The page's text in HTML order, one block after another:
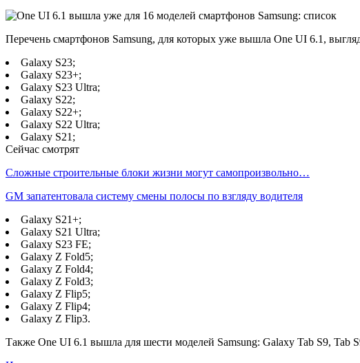
Перечень смартфонов Samsung, для которых уже вышла One UI 6.1,
Galaxy S23;
Galaxy S23+;
Galaxy S23 Ultra;
Galaxy S22;
Galaxy S22+;
Galaxy S22 Ultra;
Galaxy S21;
Сейчас смотрят
Сложные строительные блоки жизни могут самопроизвольно…
GM запатентовала систему смены полосы по взгляду водителя
Galaxy S21+;
Galaxy S21 Ultra;
Galaxy S23 FE;
Galaxy Z Fold5;
Galaxy Z Fold4;
Galaxy Z Fold3;
Galaxy Z Flip5;
Galaxy Z Flip4;
Galaxy Z Flip3.
Также One UI 6.1 вышла для шести моделей Samsung: Galaxy Tab S9, Tab